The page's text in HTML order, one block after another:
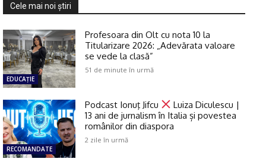
Cele mai noi ştiri
EDUCAŢIE
Profesoara din Olt cu nota 10 la
Titularizare 2026: „Adevărata valoare
se vede la clasă”
51 de minute în urmă
RECOMANDATE
Podcast Ionuţ Jifcu
Luiza Diculescu |
13 ani de jurnalism în Italia și povestea
românilor din diaspora
2 zile în urmă